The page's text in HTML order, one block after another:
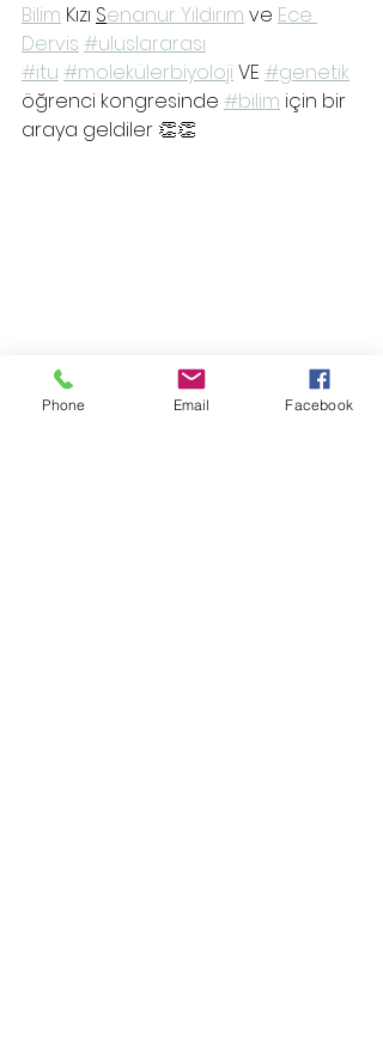
Bilim Kızı Senanur Yıldırım ve Ece
Dervis #uluslararası
#itu #molekülerbiyoloji VE #genetik
öğrenci kongresinde #bilim için bir
araya geldiler 👏👏
Phone Email Facebook